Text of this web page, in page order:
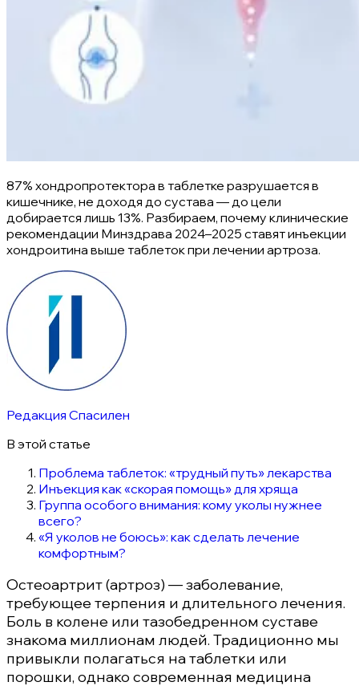
87% хондропротектора в таблетке разрушается в
кишечнике, не доходя до сустава — до цели
добирается лишь 13%. Разбираем, почему клинические
рекомендации Минздрава 2024–2025 ставят инъекции
хондроитина выше таблеток при лечении артроза.
Редакция Спасилен
В этой статье
Проблема таблеток: «трудный путь» лекарства
Инъекция как «скорая помощь» для хряща
Группа особого внимания: кому уколы нужнее
всего?
«Я уколов не боюсь»: как сделать лечение
комфортным?
Остеоартрит (артроз) — заболевание,
требующее терпения и длительного лечения.
Боль в колене или тазобедренном суставе
знакома миллионам людей. Традиционно мы
привыкли полагаться на таблетки или
порошки, однако современная медицина